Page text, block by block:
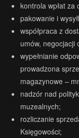
kontrola wpłat za
pakowanie i
współpraca z
umów, negocjacji
wypełnianie
prowadzona
magazynowe –
nadzór nad
muzealnych;
rozliczanie
Księgowości;